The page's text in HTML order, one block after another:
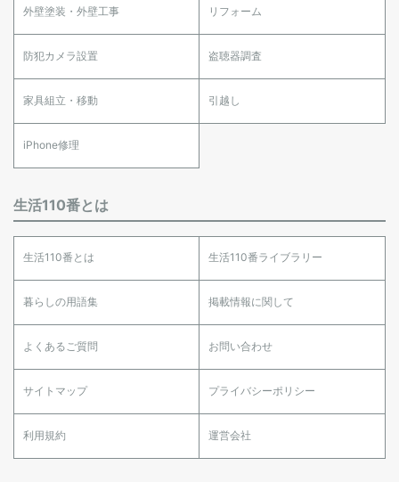
外壁塗装・外壁工事 リフォーム
防犯カメラ設置 盗聴器調査
家具組立・移動 引越し
iPhone修理
生活110番とは
生活110番とは 生活110番ライブラリー
暮らしの用語集 掲載情報に関して
よくあるご質問 お問い合わせ
サイトマップ プライバシーポリシー
利用規約 運営会社